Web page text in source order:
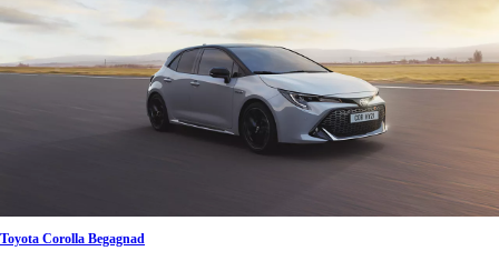
Toyota Corolla Begagnad